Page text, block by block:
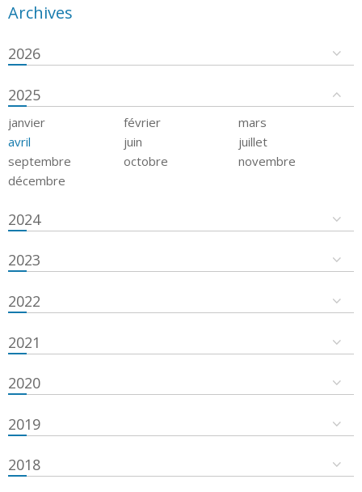
Archives
2026
2025
janvier février
mars
avril
juin
juillet
septembre
octobre
novembre
décembre
2024
2023
2022
2021
2020
2019
2018